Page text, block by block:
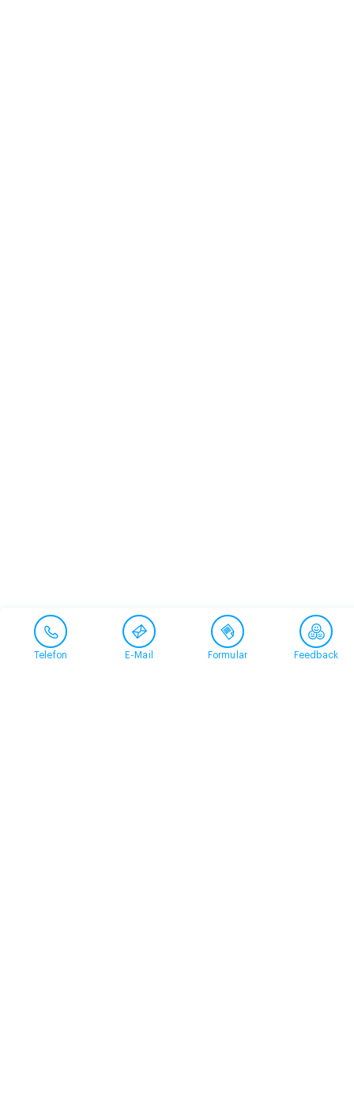
Telefon E-Mail Formular Feedback